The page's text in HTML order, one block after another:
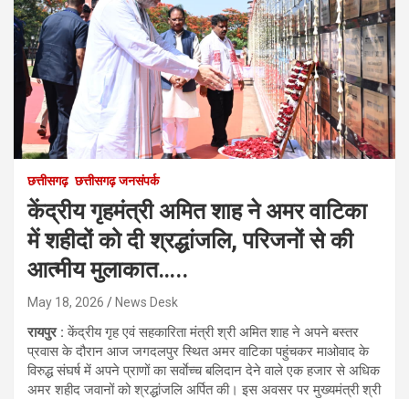
छत्तीसगढ़ छत्तीसगढ़ जनसंपर्क
केंद्रीय गृहमंत्री अमित शाह ने अमर वाटिका
में शहीदों को दी श्रद्धांजलि, परिजनों से की
आत्मीय मुलाकात…..
May 18, 2026 News Desk
रायपुर :केंद्रीय गृह एवं सहकारिता मंत्री श्री अमित शाह ने अपने बस्तर
प्रवास के दौरान आज जगदलपुर स्थित अमर वाटिका पहुंचकर माओवाद के
विरुद्ध संघर्ष में अपने प्राणों का सर्वाेच्च बलिदान देने वाले एक हजार से अधिक
अमर शहीद जवानों को श्रद्धांजलि अर्पित की। इस अवसर पर मुख्यमंत्री श्री